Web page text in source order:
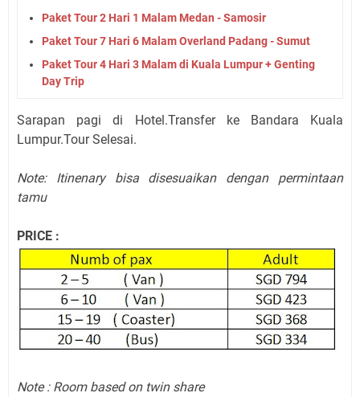
Paket Tour 2 Hari 1 Malam Medan - Samosir
Paket Tour 7 Hari 6 Malam Overland Padang - Sumut
Paket Tour 4 Hari 3 Malam di Kuala Lumpur + Genting
Day Trip
Sarapan pagi di Hotel.Transfer ke Bandara Kuala
Lumpur.Tour Selesai.
Note: Itinenary bisa disesuaikan dengan permintaan
tamu
PRICE :
Note : Room based on twin share